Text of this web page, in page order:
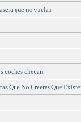
que no vuelan
coches chocan
Que No Creeras Que